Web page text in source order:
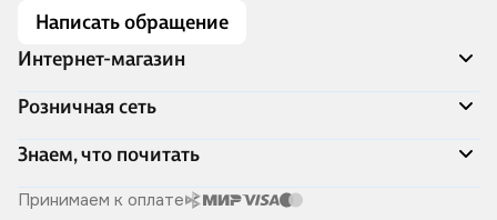
Написать обращение
Интернет-магазин
Акции
Доставка и оплата
Программа лояльности
Подарочные сертификаты
Правила продажи
Розничная сеть
Адреса магазинов
Книжный Дозор
О компании
Знаем, что почитать
Скоро в продаже
Принимаем к оплате